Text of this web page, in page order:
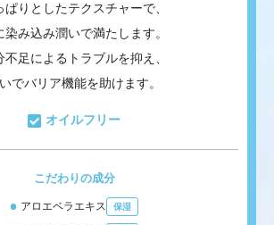
ぱりとしたテクスチャーで、
染み込み潤いで満たします。
不足によるトラブルを抑え、
でバリア機能を助けます。
オイルフリー
こだわりの成分
アロエベラエキス 保湿